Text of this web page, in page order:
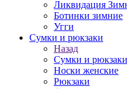
Ликвидация
Ботинки зимние
Угги
Сумки и рюкзаки
Назад
Сумки и рюкзаки
Носки женские
Рюкзаки